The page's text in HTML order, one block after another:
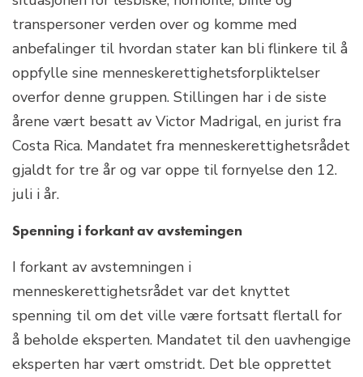
transpersoner verden over og komme med
anbefalinger til hvordan stater kan bli flinkere til å
oppfylle sine menneskerettighetsforpliktelser
overfor denne gruppen. Stillingen har i de siste
årene vært besatt av Victor Madrigal, en jurist fra
Costa Rica. Mandatet fra menneskerettighetsrådet
gjaldt for tre år og var oppe til fornyelse den 12.
juli i år.
Spenning i forkant av avstemingen
I forkant av avstemningen i
menneskerettighetsrådet var det knyttet
spenning til om det ville være fortsatt flertall for
å beholde eksperten. Mandatet til den uavhengige
eksperten har vært omstridt. Det ble opprettet